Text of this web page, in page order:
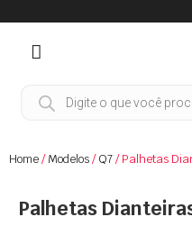
Home/Modelos/Q7/ Palhetas
Palhetas